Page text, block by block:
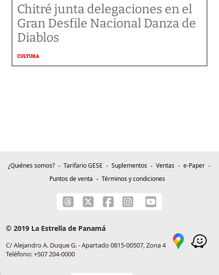
Chitré junta delegaciones en el
Gran Desfile Nacional Danza de
Diablos
CULTURA
¿Quiénes somos? Tarifario GESE Suplementos Ventas
e-Paper
Puntos de venta
Términos y condiciones
© 2019 La Estrella de Panamá
C/ Alejandro A. Duque G. - Apartado 0815-00507, Zona 4
Teléfono: +507 204-0000